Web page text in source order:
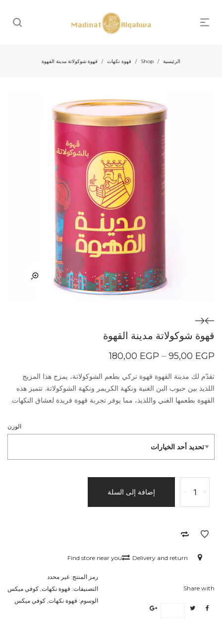
الرئيسية /
Shop
/ قهوة نكهات / قهوة شوكولاتة مدينة القهوة
قهوة شوكولاتة مدينة القهوة
95,00 EGP
–
180,00 EGP
نطاق
من
خلال
تقدّم لك مدينة القهوة قهوة تركي بطعم الشوكولاتة، يمزج هذا المزيج
اللذيذ بين حبوب البن الغنية ونكهة الكريمر ونكهة الشوكولاتة. تتميز هذه
القهوة بطعمها الغني واللذيذ، مما يوفر تجربة قهوة فريدة لعشاق النكهات.
الوزن
-
قهوة
شوكولاتة
القهوة
+ إضافة إلى السلة
Find store near you Delivery and return
رمز المنتج: غير محدد
التصنيفات: قهوة نكهات كوفي ميكس
الوسوم: قهوة نكهات كوفي ميكس
Share with